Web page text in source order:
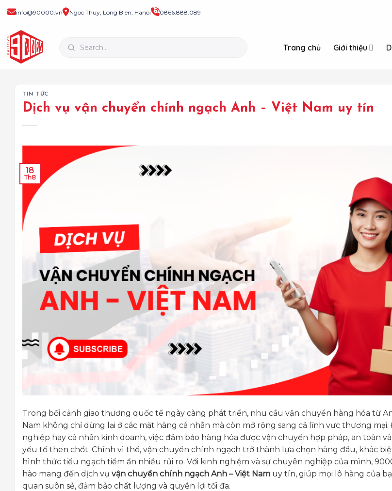
Bỏ
qua
dung
info@90000.vn Ngoc Thuy, Long Bien, Hanoi 0866.888.089
Trang chủ Giới thiệu
TIN TỨC
Dịch vụ vận chuyển chính ngạch Anh – Việt Nam uy tín
18
Th8
Trong bối cảnh giao thương quốc tế ngày càng phát triển, nhu cầu vận chuyển hàng hóa từ
Nam không chỉ dừng lại ở các mặt hàng cá nhân mà còn mở rộng sang cả lĩnh vực thương mại.
nghiệp hay cá nhân kinh doanh, việc đảm bảo hàng hóa được vận chuyển hợp pháp, an toàn
yếu tố then chốt. Chính vì thế, vận chuyển chính ngạch trở thành lựa chọn hàng đầu, khác
hình thức tiểu ngạch tiềm ẩn nhiều rủi ro. Với kinh nghiệm và sự chuyên nghiệp của mình,
hào mang đến dịch vụ vận chuyển chính ngạch Anh – Việt Nam uy tín, giúp mọi lô hàng của
quan suôn sẻ, đảm bảo chất lượng và quyền lợi tối đa.